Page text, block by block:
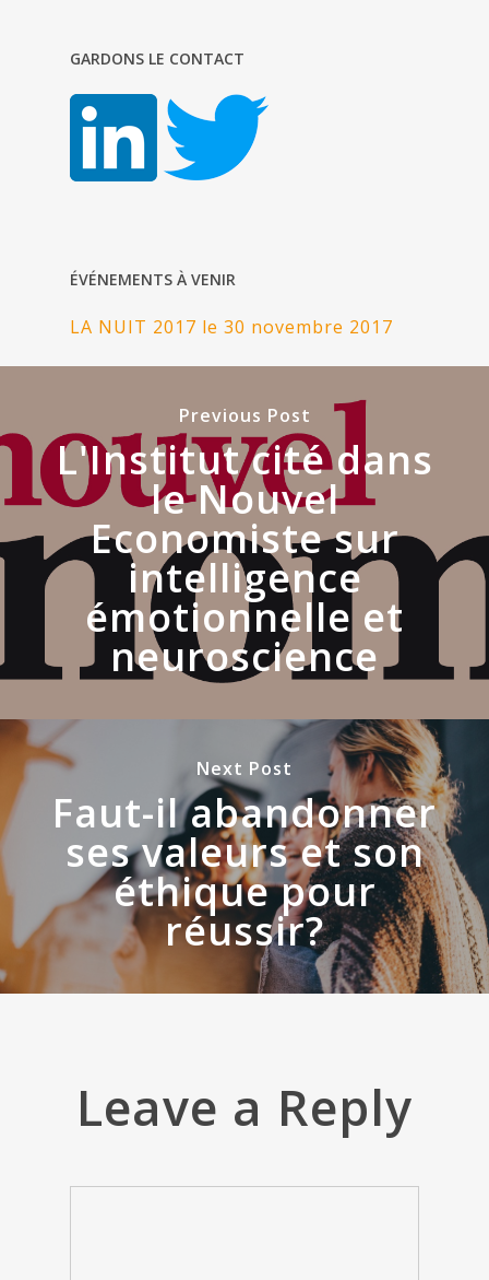
GARDONS LE CONTACT
ÉVÉNEMENTS À VENIR
LA NUIT 2017 le 30 novembre 2017
Previous Post
L'Institut cité dans
le Nouvel
Economiste sur
intelligence
émotionnelle et
neuroscience
Next Post
Faut-il abandonner
ses valeurs et son
éthique pour
réussir?
Leave a Reply